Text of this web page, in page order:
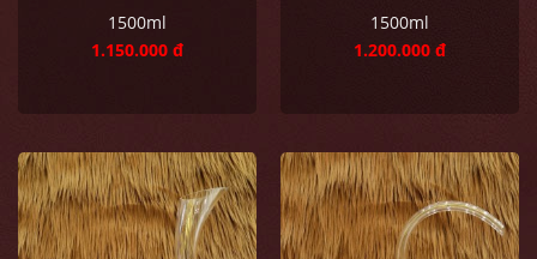
1500ml
1.150.000 đ
1500ml
1.200.000 đ